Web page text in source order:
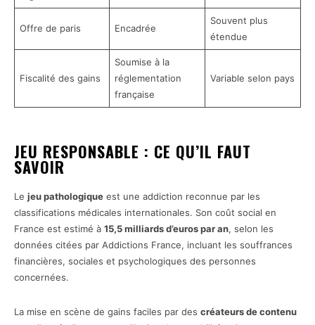
Offre de paris Encadrée
Souvent plus
étendue
Fiscalité des gains
Soumise à la
réglementation
française
Variable selon pays
JEU RESPONSABLE : CE QU’IL FAUT
SAVOIR
Le jeu pathologique est une addiction reconnue par les
classifications médicales internationales. Son coût social en
France est estimé à 15,5 milliards d’euros par an, selon les
données citées par Addictions France, incluant les souffrances
financières, sociales et psychologiques des personnes
concernées.
La mise en scène de gains faciles par des créateurs de contenu